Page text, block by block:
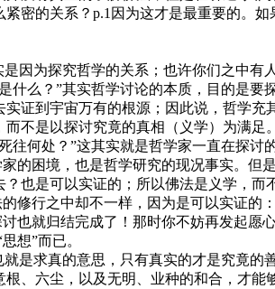
密的关系？p.1因为这才是最重要的。
为探究哲学的关系；也许你们之中有
么？”其实哲学讨论的本质，目的是
证到宇宙万有的根源；因此说，哲学充
是以探讨究竟的真相（义学）为满足
何处？”这其实就是哲学家一直在探
的困境，也是哲学研究的现况事实。但
也是可以实证的；所以佛法是义学，
修行之中却不一样，因为是可以实证
也就归结完成了！那时你不妨再发起愿
想”而已。
求真的意思，只有真实的才是究竟的
、六尘，以及无明、业种的和合，才